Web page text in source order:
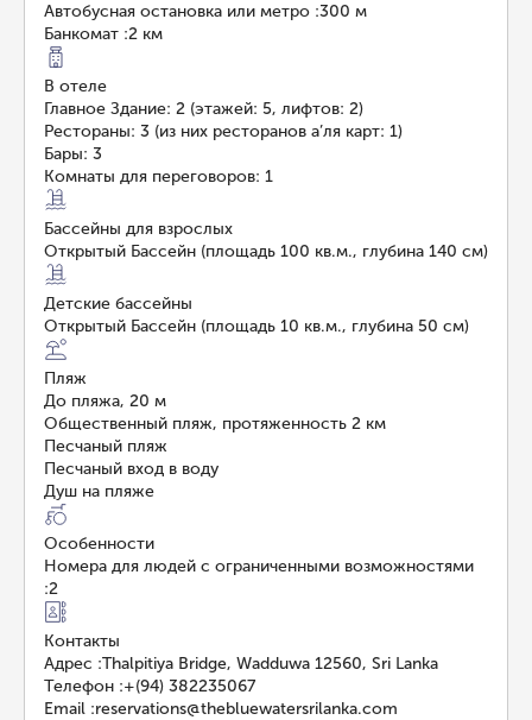
Автобусная остановка или метро :300 м
Банкомат :2 км
В отеле
Главное Здание: 2 (этажей: 5, лифтов: 2)
Рестораны: 3 (из них ресторанов а’ля карт: 1)
Бары: 3
Комнаты для переговоров: 1
Бассейны для взрослых
Открытый Бассейн (площадь 100 кв.м., глубина 140 см)
Детские бассейны
Открытый Бассейн (площадь 10 кв.м., глубина 50 см)
Пляж
До пляжа, 20 м
Общественный пляж, протяженность 2 км
Песчаный пляж
Песчаный вход в воду
Душ на пляже
Особенности
Номера для людей с ограниченными возможностями
:2
Контакты
Адрес :Thalpitiya Bridge, Wadduwa 12560, Sri Lanka
Телефон :+(94) 382235067
Email :reservations@thebluewatersrilanka.com